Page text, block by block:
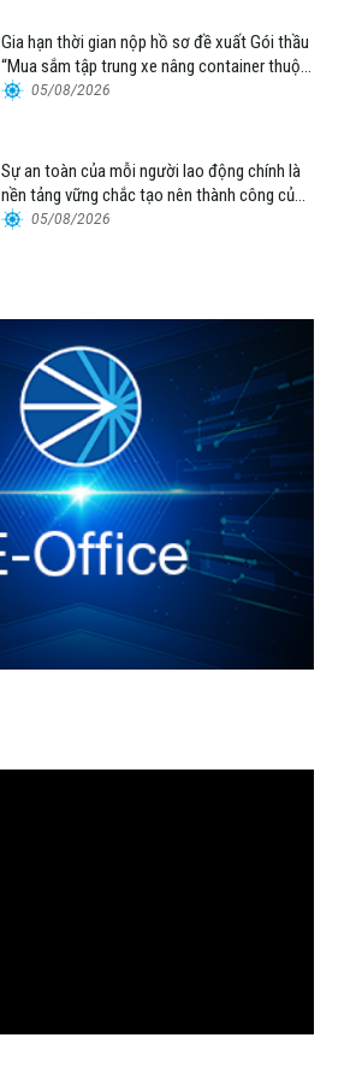
Gia hạn thời gian nộp hồ sơ đề xuất Gói thầu
“Mua sắm tập trung xe nâng container thuộc
Tổng công ty Hàng hải Việt Nam – CTCP”
05/08/2026
Sự an toàn của mỗi người lao động chính là
nền tảng vững chắc tạo nên thành công của
Cảng Đà Nẵng
05/08/2026